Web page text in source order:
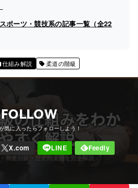
スポーツ・競技系の記事一覧（全22
仕組み解説 柔道の階級
FOLLOW